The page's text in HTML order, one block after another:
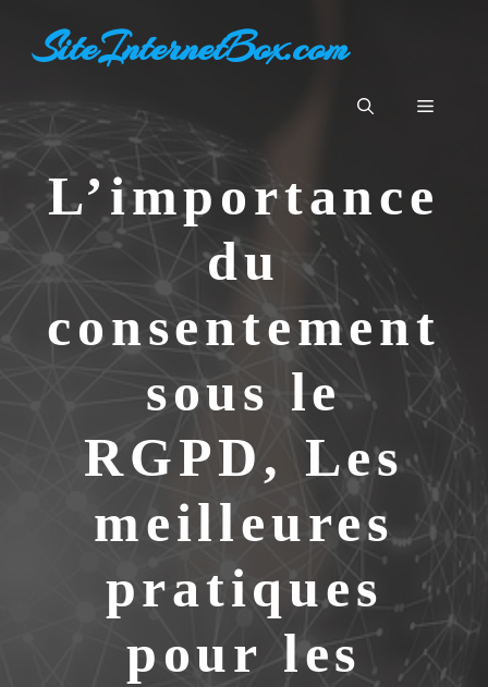
contenuSiteInternetBox.com
Menu
L’importance
du
consentement
sous le
RGPD, Les
meilleures
pratiques
pour les